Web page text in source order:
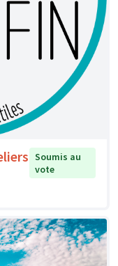
Soumis au
vote